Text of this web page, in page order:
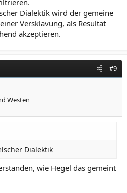
Dialektik wird der gemeine
Versklavung, als Resultat
akzeptieren.
#9
Westen
Dialektik
wie Hegel das gemeint